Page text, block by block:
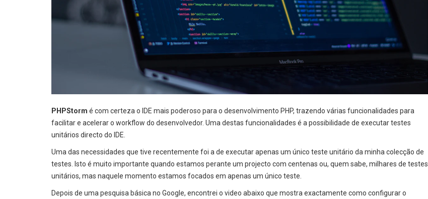
PHPStorm é com certeza o IDE mais poderoso para o desenvolvimento PHP, trazendo várias funcionalidades para
facilitar e acelerar o workflow do desenvolvedor. Uma destas funcionalidades é a possibilidade de executar testes
unitários directo do IDE.
Uma das necessidades que tive recentemente foi a de executar apenas um único teste unitário da minha colecção de
testes. Isto é muito importante quando estamos perante um projecto com centenas ou, quem sabe, milhares de testes
unitários, mas naquele momento estamos focados em apenas um único teste.
Depois de uma pesquisa básica no Google, encontrei o video abaixo que mostra exactamente como configurar o